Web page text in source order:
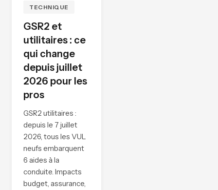
TECHNIQUE
GSR2 et
utilitaires : ce
qui change
depuis juillet
2026 pour les
pros
GSR2 utilitaires :
depuis le 7 juillet
2026, tous les VUL
neufs embarquent
6 aides à la
conduite. Impacts
budget, assurance,